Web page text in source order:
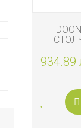
ДРЕШКИ
ЗА
ПЪТ
ЗА
934.89